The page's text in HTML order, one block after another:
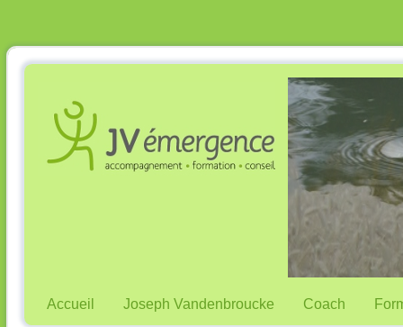
Accueil Joseph Vandenbroucke Coach